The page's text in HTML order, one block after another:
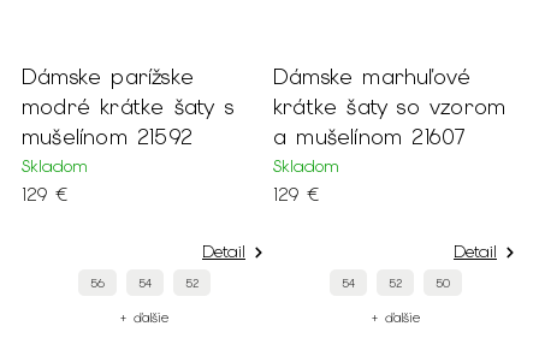
Dámske parížske
modré krátke šaty s
mušelínom 21592
Skladom
129 €
Detail
56 54 52
+ ďalšie
Dámske marhuľové
krátke šaty so vzorom
a mušelínom 21607
Skladom
129 €
Detail
54 52 50
+ ďalšie